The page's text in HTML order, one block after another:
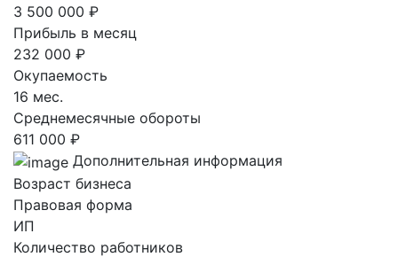
3 500 000 ₽
Прибыль в месяц
232 000 ₽
Окупаемость
16 мес.
Среднемесячные обороты
611 000 ₽
Дополнительная информация
Возраст бизнеса
Правовая форма
ИП
Количество работников